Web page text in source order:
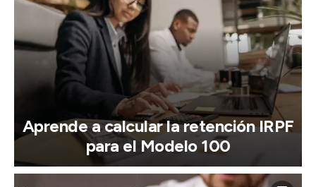
Aprende a calcular la retención IRPF
para el Modelo 100